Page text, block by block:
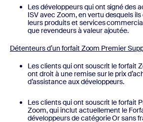
Les développeurs qui ont signé des
ISV avec Zoom, en vertu desquels
leurs produits et services
que revendeurs à valeur ajoutée.
Détenteurs d’un forfait Zoom Premier
Les clients qui ont souscrit le forfait
ont droit à une remise sur le prix
d’assistance aux développeurs.
Les clients qui ont souscrit le forfait
Zoom, qui inclut actuellement le
développeurs de catégorie Or sans